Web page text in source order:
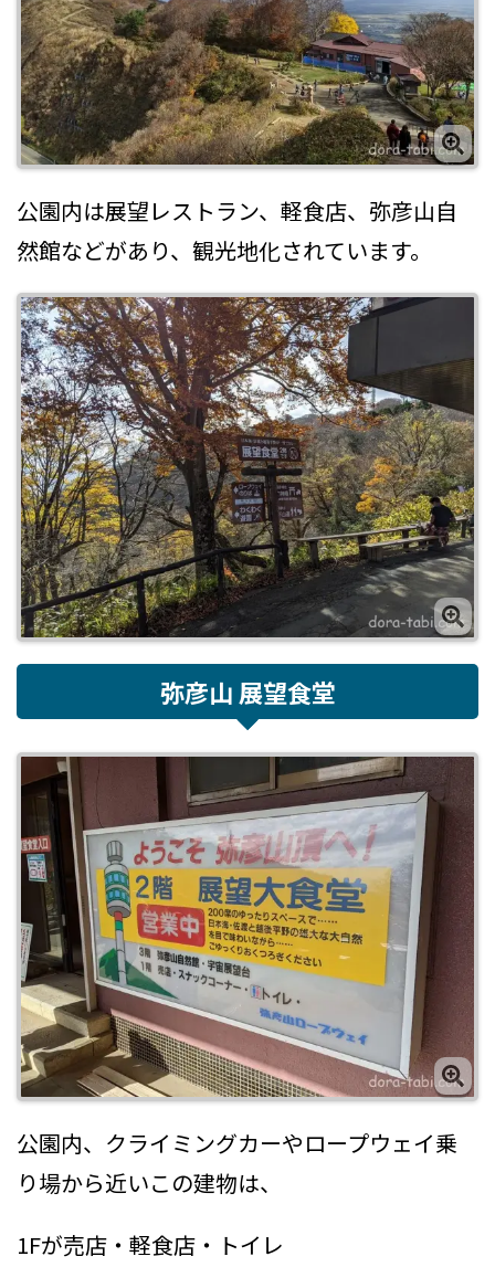
公園内は展望レストラン、軽食店、弥彦山自
然館などがあり、観光地化されています。
弥彦山 展望食堂
公園内、クライミングカーやロープウェイ乗
り場から近いこの建物は、
1Fが売店・軽食店・トイレ